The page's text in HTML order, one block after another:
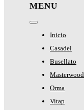
MENU
Toggle
Navigation
Inicio
Casadei
Busellato
Masterwood
Orma
Vitap